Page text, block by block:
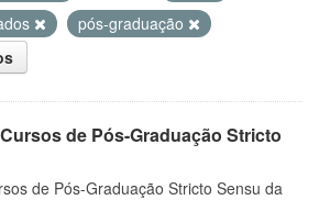
pós-graduação
de Pós-Graduação Stricto
de Pós-Graduação Stricto Sensu da